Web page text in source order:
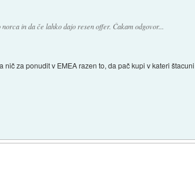
in da če lahko dajo resen offer. Čakam odgovor...
nič za ponudit v EMEA razen to, da pač kupi v kateri